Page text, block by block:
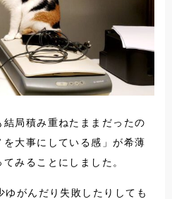
局積み重ねたままだったの
大事にしている感」が希薄
みることにしました。
ゆがんだり失敗したりしても